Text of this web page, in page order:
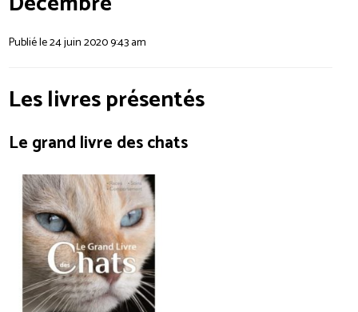
Publié le 24 juin 2020 9:43 am
Les livres présentés
Le grand livre des chats